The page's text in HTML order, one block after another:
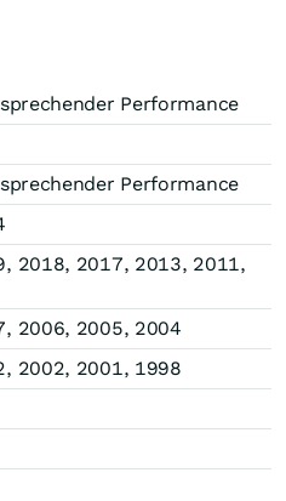
Performance
Performance
2018, 2017, 2013, 2011,
2006, 2005, 2004
2002, 2001, 1998